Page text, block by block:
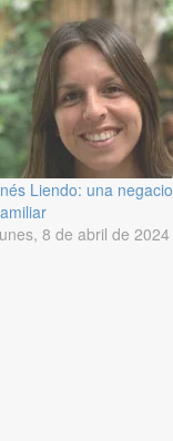
Liendo: una
8 de abril de 2024